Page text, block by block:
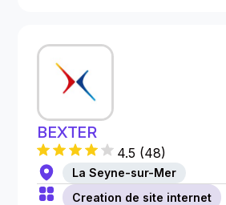
BEXTER
4.5 (48)
La Seyne-sur-Mer
Creation de site internet